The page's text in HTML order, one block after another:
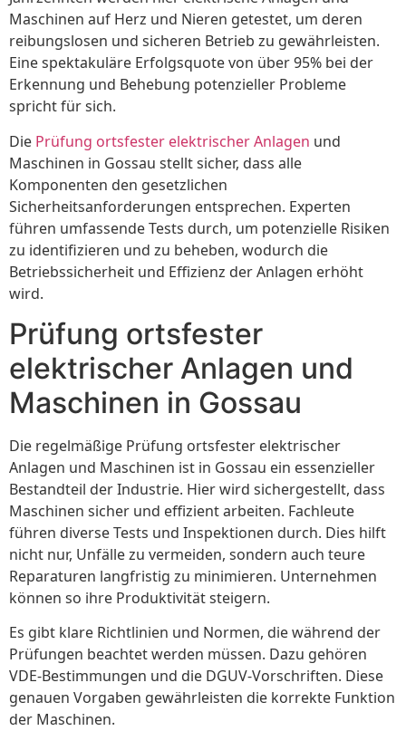
Maschinen auf Herz und Nieren getestet, um deren
reibungslosen und sicheren Betrieb zu gewährleisten.
Eine spektakuläre Erfolgsquote von über 95% bei der
Erkennung und Behebung potenzieller Probleme
spricht für sich.
Die Prüfung ortsfester elektrischer Anlagen und
Maschinen in Gossau stellt sicher, dass alle
Komponenten den gesetzlichen
Sicherheitsanforderungen entsprechen. Experten
führen umfassende Tests durch, um potenzielle Risiken
zu identifizieren und zu beheben, wodurch die
Betriebssicherheit und Effizienz der Anlagen erhöht
wird.
Prüfung ortsfester
elektrischer Anlagen und
Maschinen in Gossau
Die regelmäßige Prüfung ortsfester elektrischer
Anlagen und Maschinen ist in Gossau ein essenzieller
Bestandteil der Industrie. Hier wird sichergestellt, dass
Maschinen sicher und effizient arbeiten. Fachleute
führen diverse Tests und Inspektionen durch. Dies hilft
nicht nur, Unfälle zu vermeiden, sondern auch teure
Reparaturen langfristig zu minimieren. Unternehmen
können so ihre Produktivität steigern.
Es gibt klare Richtlinien und Normen, die während der
Prüfungen beachtet werden müssen. Dazu gehören
VDE-Bestimmungen und die DGUV-Vorschriften. Diese
genauen Vorgaben gewährleisten die korrekte Funktion
der Maschinen.